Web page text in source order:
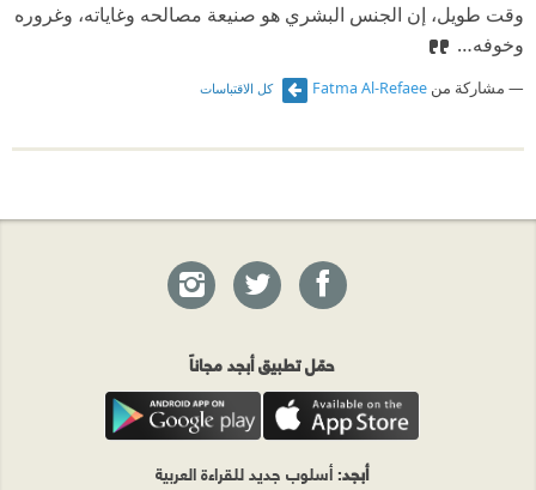
وقت طويل، إن الجنس البشري هو صنيعة مصالحه وغاياته، وغروره
وخوفه…
مشاركة من Fatma Al-Refaee كل الاقتباسات
حمّل تطبيق أبجد مجاناً
أبجد: أسلوب جديد للقراءة العربية